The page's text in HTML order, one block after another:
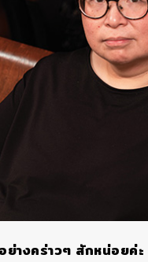
ย่างคร่าวๆ สักหน่อยค่